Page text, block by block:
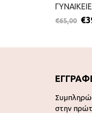
€65,00 €
στην